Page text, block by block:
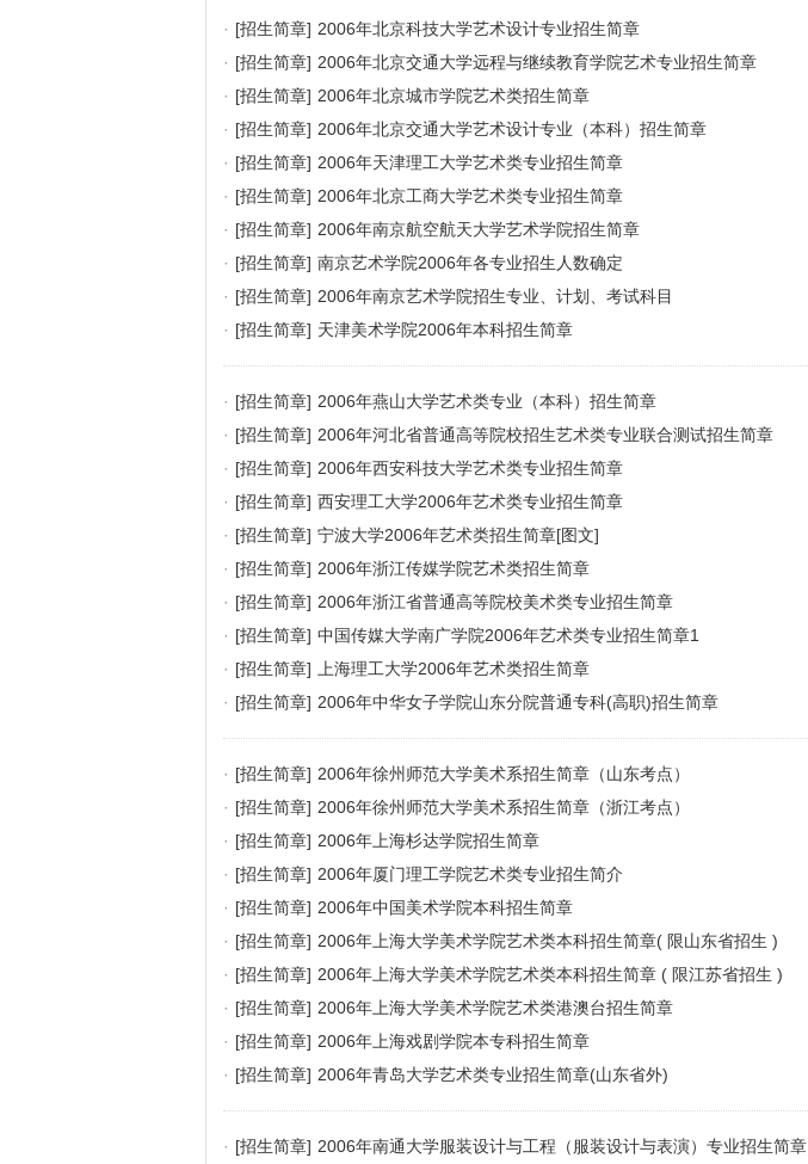
· [招生简章] 2006年北京科技大学艺术设计专业招生简章
· [招生简章] 2006年北京交通大学远程与继续教育学院艺术专业招生简章
· [招生简章] 2006年北京城市学院艺术类招生简章
· [招生简章] 2006年北京交通大学艺术设计专业（本科）招生简章
· [招生简章] 2006年天津理工大学艺术类专业招生简章
· [招生简章] 2006年北京工商大学艺术类专业招生简章
· [招生简章] 2006年南京航空航天大学艺术学院招生简章
· [招生简章] 南京艺术学院2006年各专业招生人数确定
· [招生简章] 2006年南京艺术学院招生专业、计划、考试科目
· [招生简章] 天津美术学院2006年本科招生简章
· [招生简章] 2006年燕山大学艺术类专业（本科）招生简章
· [招生简章] 2006年河北省普通高等院校招生艺术类专业联合测试招生简章
· [招生简章] 2006年西安科技大学艺术类专业招生简章
· [招生简章] 西安理工大学2006年艺术类专业招生简章
· [招生简章] 宁波大学2006年艺术类招生简章[图文]
· [招生简章] 2006年浙江传媒学院艺术类招生简章
· [招生简章] 2006年浙江省普通高等院校美术类专业招生简章
· [招生简章] 中国传媒大学南广学院2006年艺术类专业招生简章1
· [招生简章]
上海理工大学2006年艺术类招生简章
· [招生简章] 2006年中华女子学院山东分院普通专科(高职)招生简章
· [招生简章] 2006年徐州师范大学美术系招生简章（山东考点）
· [招生简章] 2006年徐州师范大学美术系招生简章（浙江考点）
· [招生简章] 2006年上海杉达学院招生简章
· [招生简章] 2006年厦门理工学院艺术类专业招生简介
· [招生简章] 2006年中国美术学院本科招生简章
· [招生简章] 2006年上海大学美术学院艺术类本科招生简章( 限山东省招生 )
· [招生简章] 2006年上海大学美术学院艺术类本科招生简章 ( 限江苏省招生 )
· [招生简章] 2006年上海大学美术学院艺术类港澳台招生简章
· [招生简章] 2006年上海戏剧学院本专科招生简章
· [招生简章] 2006年青岛大学艺术类专业招生简章(山东省外)
· [招生简章] 2006年南通大学服装设计与工程（服装设计与表演）专业招生简章